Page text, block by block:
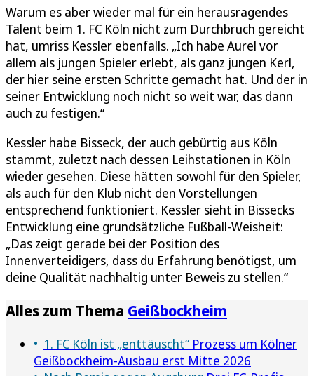
Warum es aber wieder mal für ein herausragendes
Talent beim 1. FC Köln nicht zum Durchbruch gereicht
hat, umriss Kessler ebenfalls. „Ich habe Aurel vor
allem als jungen Spieler erlebt, als ganz jungen Kerl,
der hier seine ersten Schritte gemacht hat. Und der in
seiner Entwicklung noch nicht so weit war, das dann
auch zu festigen.“
Kessler habe Bisseck, der auch gebürtig aus Köln
stammt, zuletzt nach dessen Leihstationen in Köln
wieder gesehen. Diese hätten sowohl für den Spieler,
als auch für den Klub nicht den Vorstellungen
entsprechend funktioniert. Kessler sieht in Bissecks
Entwicklung eine grundsätzliche Fußball-Weisheit:
„Das zeigt gerade bei der Position des
Innenverteidigers, dass du Erfahrung benötigst, um
deine Qualität nachhaltig unter Beweis zu stellen.“
Alles zum Thema Geißbockheim
1. FC Köln ist „enttäuscht“ Prozess um Kölner
Geißbockheim-Ausbau erst Mitte 2026